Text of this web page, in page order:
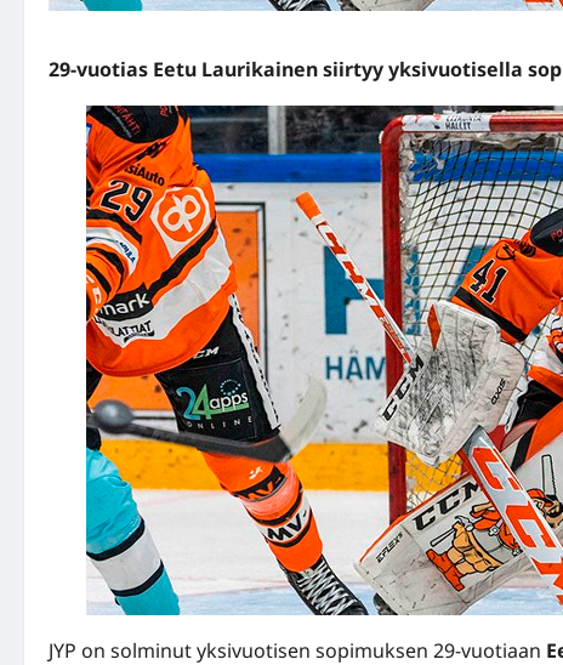
29-vuotias Eetu Laurikainen siirtyy yksivuotisella
JYP on solminut yksivuotisen sopimuksen 29-vuotiaan